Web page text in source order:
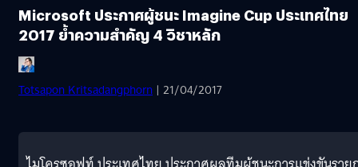
Microsoft ประกาศผู้ชนะ Imagine Cup ประเทศไทย
2017 ย้ำความสำคัญ 4 วิชาหลัก
Totsapon Kritsadangphorn | 21/04/2017